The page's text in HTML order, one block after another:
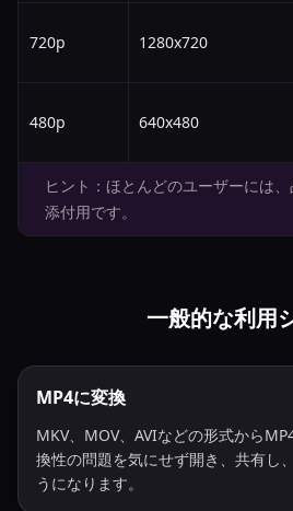
720p 1280x720
480p 640x480
ヒント：ほとんどのユーザーには
添付用です。
一般的な利用
MP4に変換
MKV、MOV、AVIなどの形式から
換性の問題を気にせず開き、共有し
うになります。